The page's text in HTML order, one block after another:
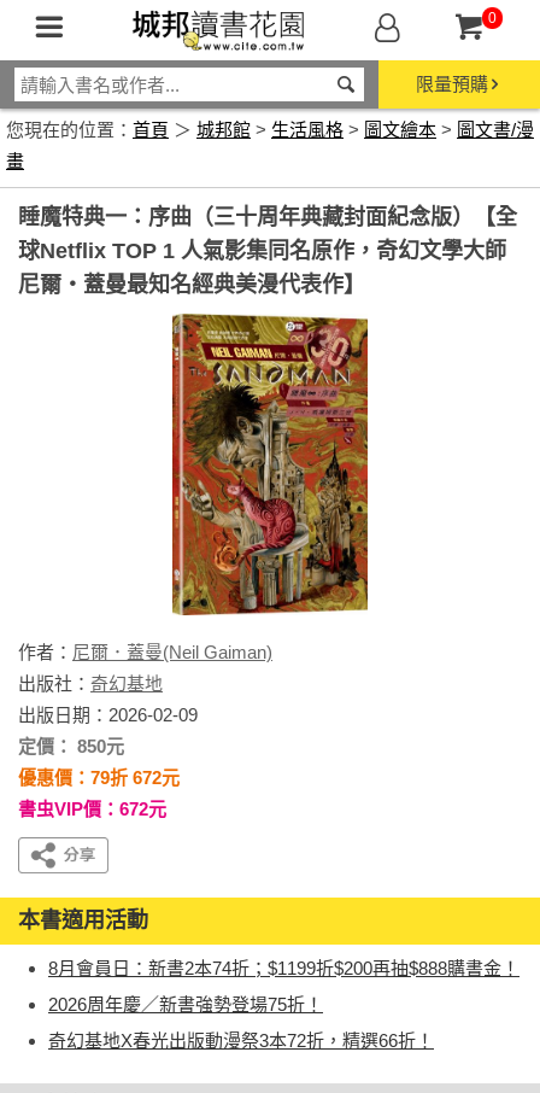
0
限量預購
您現在的位置： 首頁 ＞ 城邦館 > 生活風格 > 圖文繪本 > 圖文書/漫
畫
睡魔特典一：序曲（三十周年典藏封面紀念版）【全
球Netflix TOP 1 人氣影集同名原作，奇幻文學大師
尼爾‧蓋曼最知名經典美漫代表作】
作者： 尼爾．蓋曼(Neil Gaiman)
出版社： 奇幻基地
出版日期：2026-02-09
定價： 850元
優惠價：79折 672元
書虫VIP價：672元
本書適用活動
8月會員日：新書2本74折；$1199折$200再抽$888購書金！
2026周年慶／新書強勢登場75折！
奇幻基地X春光出版動漫祭3本72折，精選66折！